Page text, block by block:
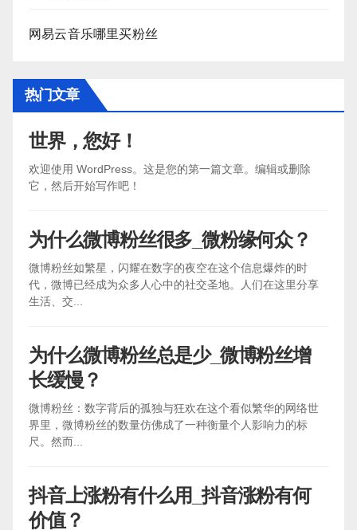
网易云音乐哪里买粉丝
热门文章
世界，您好！
欢迎使用 WordPress。这是您的第一篇文章。编辑或删除
它，然后开始写作吧！
为什么微博粉丝很多_微粉缘何众？
微博粉丝如繁星，闪耀在数字的夜空在这个信息爆炸的时
代，微博已经成为众多人心中的社交圣地。人们在这里分享
生活、交...
为什么微博粉丝总是少_微博粉丝增
长缓慢？
微博粉丝：数字背后的孤独与狂欢在这个看似繁华的网络世
界里，微博粉丝的数量仿佛成了一种衡量个人影响力的标
尺。然而...
抖音上涨粉有什么用_抖音涨粉有何
价值？